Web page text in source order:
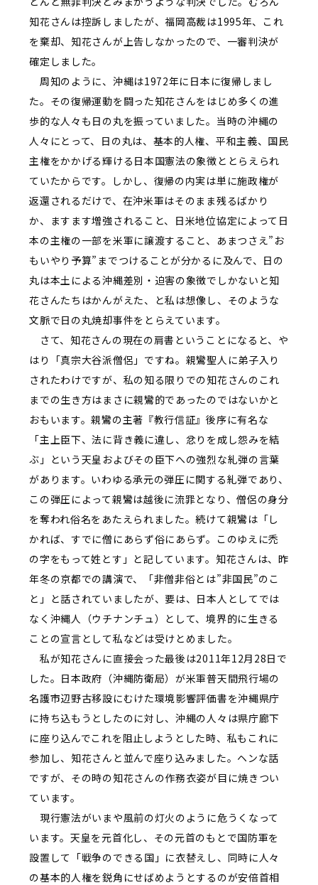
知花さんは控訴しましたが、福岡高裁は1995年、これ
を棄却、知花さんが上告しなかったので、一審判決が
確定しました。
周知のように、沖縄は1972年に日本に復帰しまし
た。その復帰運動を闘った知花さんをはじめ多くの進
歩的な人々も日の丸を振っていました。当時の沖縄の
人々にとって、日の丸は、基本的人権、平和主義、国民
主権をかかげる輝ける日本国憲法の象徴ととらえられ
ていたからです。しかし、復帰の内実は単に施政権が
返還されるだけで、在沖米軍はそのまま残るばかり
か、ますます増強されること、日米地位協定によって日
本の主権の一部を米軍に譲渡すること、あまつさえ”お
もいやり予算”までつけることが分かるに及んで、日の
丸は本土による沖縄差別・迫害の象徴でしかないと知
花さんたちはかんがえた、と私は想像し、そのような
文脈で日の丸焼却事件をとらえています。
さて、知花さんの現在の肩書ということになると、や
はり「真宗大谷派僧侶」ですね。親鸞聖人に弟子入り
されたわけですが、私の知る限りでの知花さんのこれ
までの生き方はまさに親鸞的であったのではないかと
おもいます。親鸞の主著『教行信証』後序に有名な
「主上臣下、法に背き義に違し、忿りを成し怨みを結
ぶ」という天皇およびその臣下への強烈な糺弾の言葉
があります。いわゆる承元の弾圧に関する糺弾であり、
この弾圧によって親鸞は越後に流罪となり、僧侶の身分
を奪われ俗名をあたえられました。続けて親鸞は「し
かれば、すでに僧にあらず俗にあらず。このゆえに禿
の字をもって姓とす」と記しています。知花さんは、昨
年冬の京都での講演で、「非僧非俗とは”非国民”のこ
と」と話されていましたが、要は、日本人としてでは
なく沖縄人（ウチナンチュ）として、境界的に生きる
ことの宣言として私などは受けとめました。
私が知花さんに直接会った最後は2011年12月28日で
した。日本政府（沖縄防衛局）が米軍普天間飛行場の
名護市辺野古移設にむけた環境影響評価書を沖縄県庁
に持ち込もうとしたのに対し、沖縄の人々は県庁廊下
に座り込んでこれを阻止しようとした時、私もこれに
参加し、知花さんと並んで座り込みました。ヘンな話
ですが、その時の知花さんの作務衣姿が目に焼きつい
ています。
現行憲法がいまや風前の灯火のように危うくなって
います。天皇を元首化し、その元首のもとで国防軍を
設置して「戦争のできる国」に衣替えし、同時に人々
の基本的人権を鋭角にせばめようとするのが安倍首相